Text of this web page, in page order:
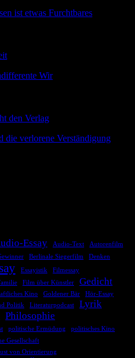
ist etwas Furchtbares
Wir
den Verlag
die verlorene Verständigung
Essay Audio-Text
Autorenfilm
Berlinale Siegerfilm Denken
Essayistik
Filmessay
Film über Künstler Gedicht
Kino Goldener Bär
Hör-Essay
Politik Literaturpodcast
Lyrik
Philosophie
politische Ermüdung politisches Kino
Gesellschaft
von Orientierung